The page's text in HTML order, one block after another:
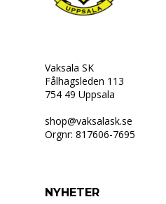
Vaksala SK
Fålhagsleden 113
754 49 Uppsala
shop@vaksalask.se
Orgnr: 817606-7695
NYHETER